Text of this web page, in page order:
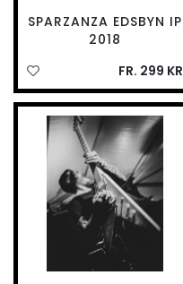
SPARZANZA EDSBYN IP
2018
FR. 299 KR